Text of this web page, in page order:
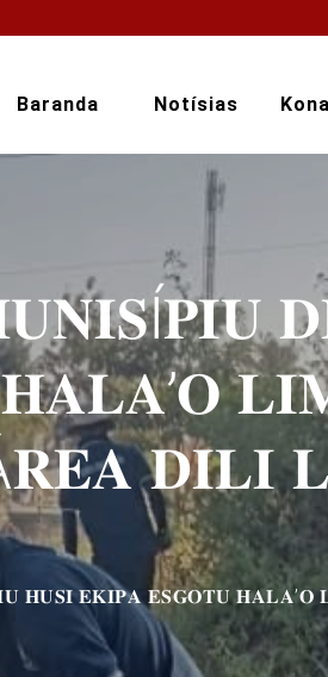
Baranda Notísias
𝐃𝐈𝐋𝐈
𝐇𝐔𝐒𝐈 𝐄𝐊𝐈𝐏𝐀 𝐄𝐒𝐆𝐎𝐓𝐔